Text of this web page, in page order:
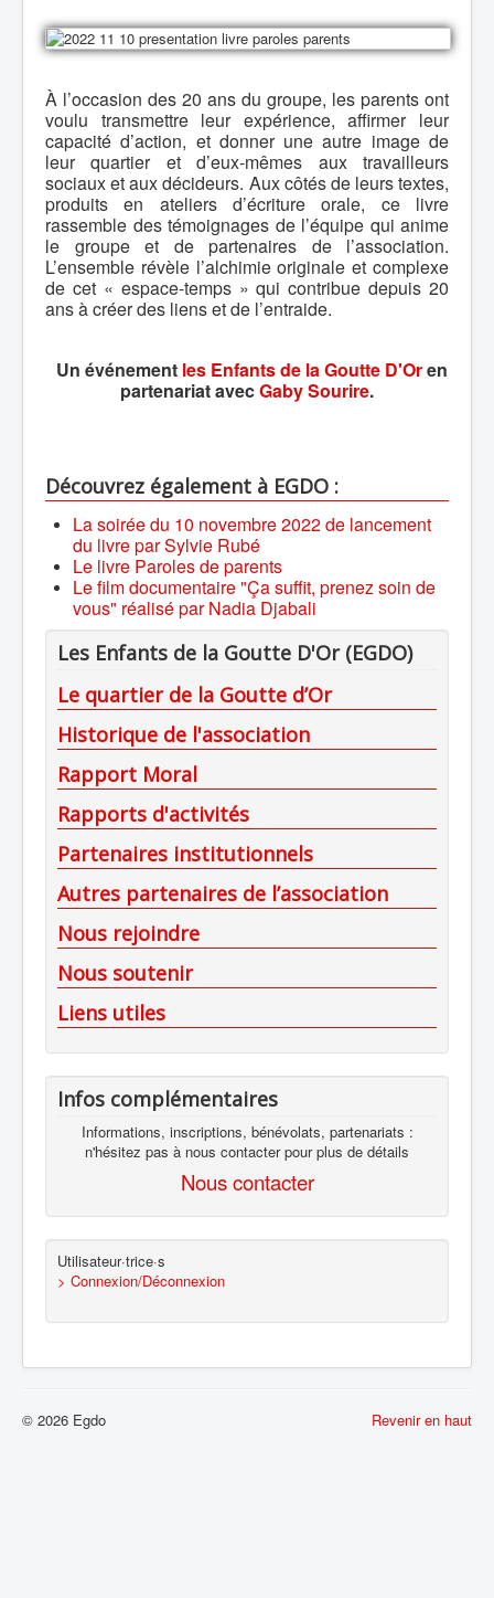
À l’occasion des 20 ans du groupe, les parents ont
voulu transmettre leur expérience, affirmer leur
capacité d’action, et donner une autre image de
leur quartier et d’eux-mêmes aux travailleurs
sociaux et aux décideurs. Aux côtés de leurs textes,
produits en ateliers d’écriture orale, ce livre
rassemble des témoignages de l’équipe qui anime
le groupe et de partenaires de l’association.
L’ensemble révèle l’alchimie originale et complexe
de cet « espace-temps » qui contribue depuis 20
ans à créer des liens et de l’entraide.
Un événement les Enfants de la Goutte D'Oren
partenariat avecGaby Sourire.
Découvrez également à EGDO :
La soirée du 10 novembre 2022 de lancement
du livre par Sylvie Rubé
Le livre Paroles de parents
Le film documentaire "Ça suffit, prenez soin de
vous" réalisé par Nadia Djabali
Les Enfants de la Goutte D'Or (EGDO)
Le quartier de la Goutte d’Or
Historique de l'association
Rapport Moral
Rapports d'activités
Partenaires institutionnels
Autres partenaires de l’association
Nous rejoindre
Nous soutenir
Liens utiles
Infos complémentaires
Informations, inscriptions, bénévolats, partenariats :
n'hésitez pas à nous contacter pour plus de détails
Nous contacter
Utilisateur·trice·s
> Connexion/Déconnexion
Revenir en haut
© 2026 Egdo